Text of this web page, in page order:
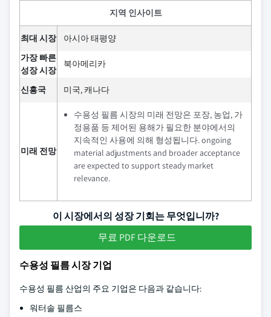
지역 인사이트
최대 시장
아시아 태평양
가장 빠른
성장 시장
북아메리카
신흥국 미국, 캐나다
미래 전망
수용성 필름 시장의 미래 전망은 포장, 농업, 가
정용품 등 제어된 용해가 필요한 분야에서의
지속적인 사용에 의해 형성됩니다. ongoing
material adjustments and broader acceptance
are expected to support steady market
relevance.
이 시장에서의 성장 기회는 무엇입니까?
무료 PDF 다운로드
수용성 필름 시장 기업
수용성 필름 산업의 주요 기업은 다음과 같습니다:
워터솔 필름스